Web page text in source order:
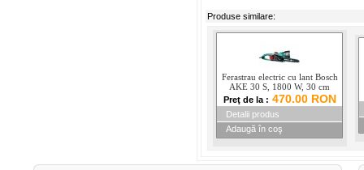
Produse similare:
Ferastrau electric cu lant Bosch
AKE 30 S, 1800 W, 30 cm
Preţ de la : 470.00 RON
Detalii produs
Adaugă în coş